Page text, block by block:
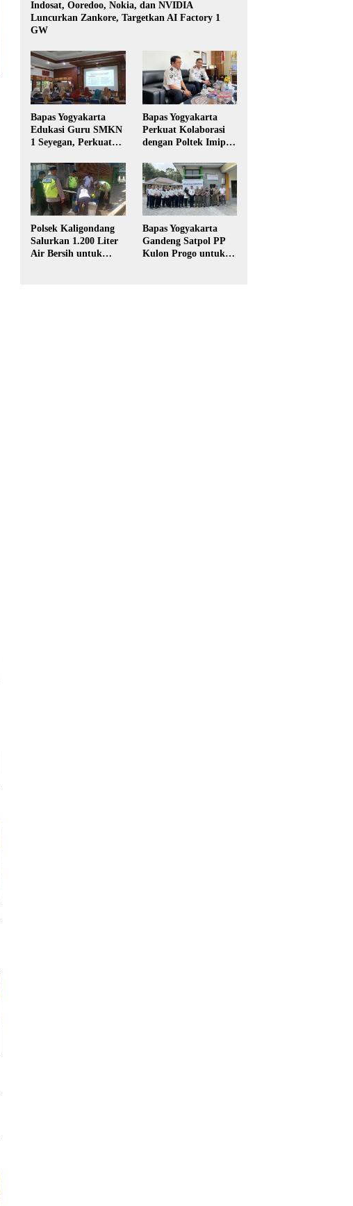
Indosat, Ooredoo, Nokia, dan NVIDIA
Luncurkan Zankore, Targetkan AI Factory 1
GW
Bapas Yogyakarta
Edukasi Guru SMKN
1 Seyegan, Perkuat
Hukum di Sekolah
Bapas Yogyakarta
Perkuat Kolaborasi
dengan Poltek Imipas,
Magang Taruna
Polsek Kaligondang
Salurkan 1.200 Liter
Air Bersih untuk
Bapas Yogyakarta
Gandeng Satpol PP
Kulon Progo untuk